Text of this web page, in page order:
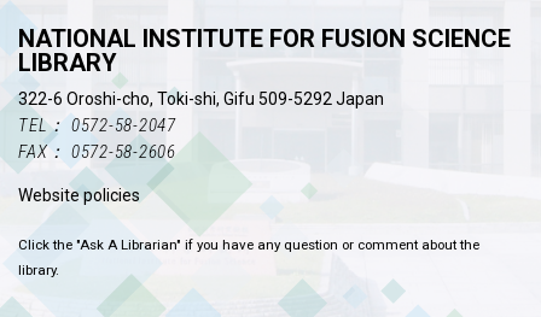
NATIONAL INSTITUTE FOR FUSION SCIENCE
LIBRARY
322-6 Oroshi-cho, Toki-shi, Gifu 509-5292 Japan
TEL： 0572-58-2047
FAX： 0572-58-2606
Website policies
Click the "Ask A Librarian" if you have any question or comment about the
library.